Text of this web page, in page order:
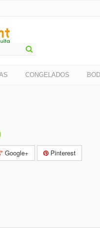
CONGELADOS
Google+
Pinterest